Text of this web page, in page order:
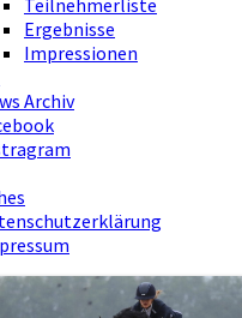
Teilnehmerliste
Ergebnisse
Impressionen
Archiv